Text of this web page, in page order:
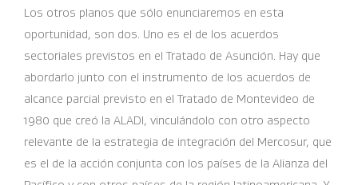
Los otros planos que sólo enunciaremos en esta
oportunidad, son dos. Uno es el de los acuerdos
sectoriales previstos en el Tratado de Asunción. Hay que
abordarlo junto con el instrumento de los acuerdos de
alcance parcial previsto en el Tratado de Montevideo de
1980 que creó la ALADI, vinculándolo con otro aspecto
relevante de la estrategia de integración del Mercosur, que
es el de la acción conjunta con los países de la Alianza del